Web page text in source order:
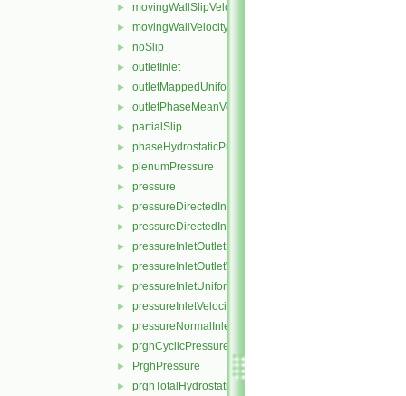
► movingWallSlipVelocity
► movingWallVelocity
► noSlip
► outletInlet
► outletMappedUniformInlet
► outletPhaseMeanVelocity
► partialSlip
► phaseHydrostaticPressure
► plenumPressure
► pressure
► pressureDirectedInletOutletVelocity
► pressureDirectedInletVelocity
► pressureInletOutletParSlipVelocity
► pressureInletOutletVelocity
► pressureInletUniformVelocity
► pressureInletVelocity
► pressureNormalInletOutletVelocity
► prghCyclicPressure
► PrghPressure
► prghTotalHydrostaticPressure